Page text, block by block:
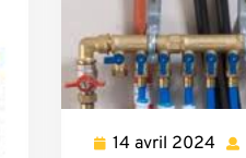
14 avril 2024 14